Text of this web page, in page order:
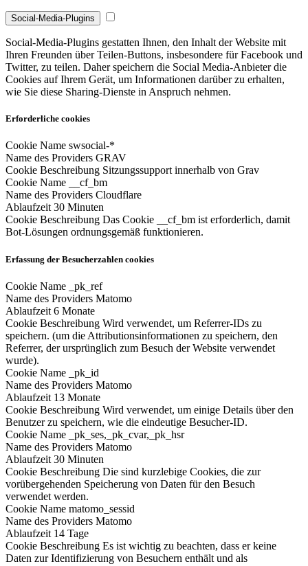
Social-Media-Plugins
Social-Media-Plugins gestatten Ihnen, den Inhalt der Website mit
Ihren Freunden über Teilen-Buttons, insbesondere für Facebook und
Twitter, zu teilen. Daher speichern die Social Media-Anbieter die
Cookies auf Ihrem Gerät, um Informationen darüber zu erhalten,
wie Sie diese Sharing-Dienste in Anspruch nehmen.
Erforderliche cookies
Cookie Name swsocial-*
Name des Providers GRAV
Cookie Beschreibung Sitzungssupport innerhalb von Grav
Cookie Name
__cf_bm
Name des Providers Cloudflare
Ablaufzeit 30 Minuten
Cookie Beschreibung Das Cookie __cf_bm ist erforderlich, damit
Bot-Lösungen ordnungsgemäß funktionieren.
Erfassung der Besucherzahlen cookies
Cookie Name
_pk_ref
Name des Providers Matomo
Ablaufzeit 6 Monate
Cookie Beschreibung Wird verwendet, um Referrer-IDs zu
speichern. (um die Attributionsinformationen zu speichern, den
Referrer, der ursprünglich zum Besuch der Website verwendet
wurde).
Cookie Name
_pk_id
Name des Providers Matomo
Ablaufzeit 13 Monate
Cookie Beschreibung Wird verwendet, um einige Details über den
Benutzer zu speichern, wie die eindeutige Besucher-ID.
Cookie Name
_pk_ses,_pk_cvar,_pk_hsr
Name des Providers Matomo
Ablaufzeit 30 Minuten
Cookie Beschreibung Die sind kurzlebige Cookies, die zur
vorübergehenden Speicherung von Daten für den Besuch
verwendet werden.
Cookie Name matomo_sessid
Name des Providers Matomo
Ablaufzeit 14 Tage
Cookie Beschreibung Es ist wichtig zu beachten, dass er keine
Daten zur Identifizierung von Besuchern enthält und als